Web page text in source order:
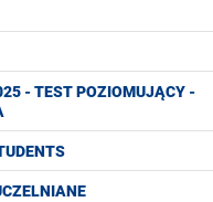
- TEST POZIOMUJĄCY -